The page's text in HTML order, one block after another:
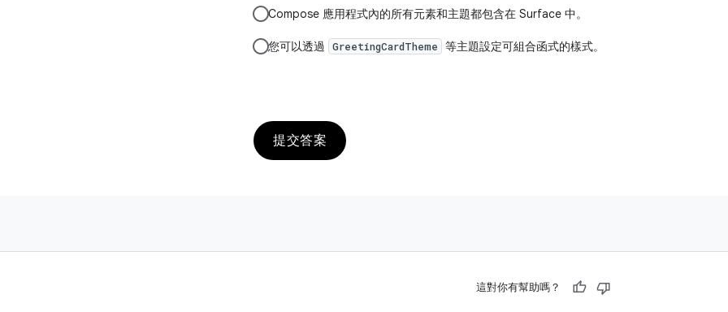
Compose 應用程式內的所有元素和主題都包含在 Surface 中。
您可以透過 GreetingCardTheme 等主題設定可組合函式的樣式。
提交答案
這對你有幫助嗎？